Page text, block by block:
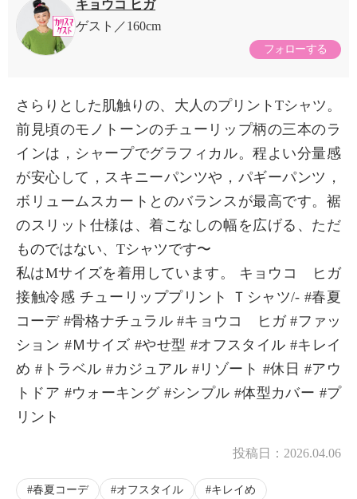
キョウコ ヒガ
ゲスト
160cm
フォローする
さらりとした肌触りの、大人のプリントTシャツ。
前見頃のモノトーンのチューリップ柄の三本のラ
インは，シャープでグラフィカル。程よい分量感
が安心して，スキニーパンツや，パギーパンツ，
ボリュームスカートとのバランスが最高です。裾
のスリット仕様は、着こなしの幅を広げる、ただ
ものではない、Tシャツです〜
私はMサイズを着用しています。 キョウコ ヒガ
接触冷感 チューリッププリント Ｔシャツ/- #春夏
コーデ #骨格ナチュラル #キョウコ ヒガ #ファッ
ション #Ｍサイズ #やせ型 #オフスタイル #キレイ
め #トラベル #カジュアル #リゾート #休日 #アウ
トドア #ウォーキング #シンプル #体型カバー #プ
リント
投稿日： 2026.04.06
春夏コーデ オフスタイル
キレイめ